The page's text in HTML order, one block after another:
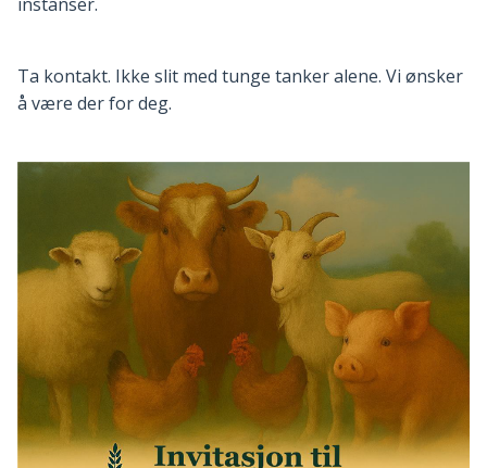
Ta kontakt. Ikke slit med tunge tanker alene. Vi ønsker
å være der for deg.